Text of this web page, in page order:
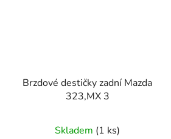
Brzdové destičky zadní Mazda
323,MX 3
Skladem (1 ks)